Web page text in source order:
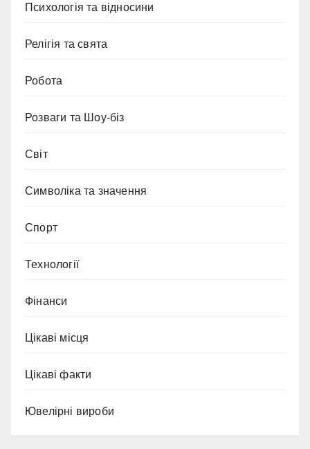
Психологія та відносини
Релігія та свята
Робота
Розваги та Шоу-біз
Світ
Символіка та значення
Спорт
Технології
Фінанси
Цікаві місця
Цікаві факти
Ювелірні вироби